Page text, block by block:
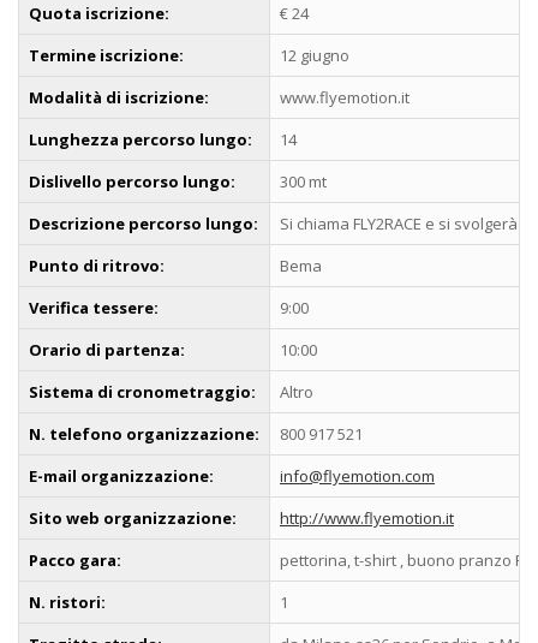
Quota iscrizione:
€ 24
Termine iscrizione:
12 giugno
Modalità di iscrizione:
www.flyemotion.it
Lunghezza percorso lungo:
14
Dislivello percorso lungo:
300 mt
Descrizione percorso lungo:
Si chiama FLY2RACE e si
Punto di ritrovo:
Bema
Verifica tessere:
9:00
Orario di partenza:
10:00
Sistema di cronometraggio:
Altro
N. telefono organizzazione:
800 917 521
E-mail organizzazione:
info@flyemotion.com
Sito web organizzazione:
http://www.flyemotion.it
Pacco gara:
pettorina, t-shirt , buono pranzo
N. ristori:
1